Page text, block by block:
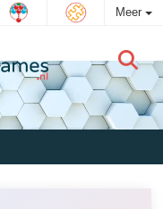
Meer
te spelen